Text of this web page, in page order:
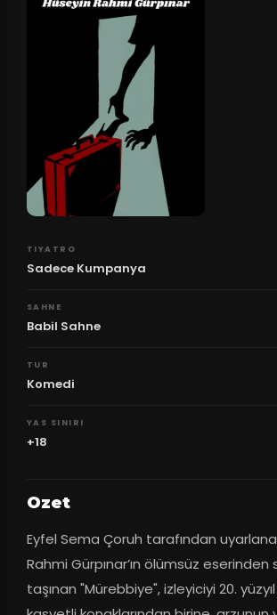
TIYATRO
Sadece Kumpanya
SAHNE
Babil Sahne
TUR
Komedi
YAS SINIRI
+18
Ozet
Eyfel Sema Çoruh tarafından
Rahmi Gürpınar’ın ölümsüz eserinden
taşınan "Mürebbiye", izleyiciyi 20.